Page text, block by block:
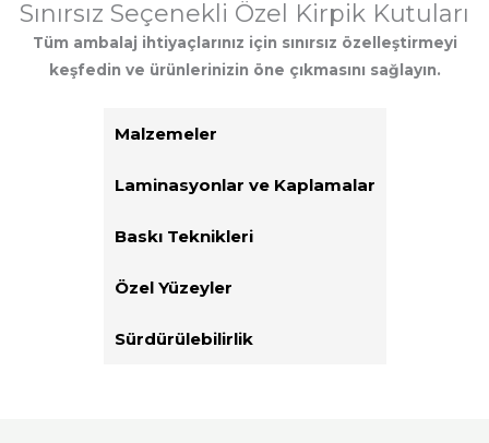
Sınırsız Seçenekli Özel Kirpik Kutuları
Tüm ambalaj ihtiyaçlarınız için sınırsız özelleştirmeyi
keşfedin ve ürünlerinizin öne çıkmasını sağlayın.
Malzemeler
Laminasyonlar ve Kaplamalar
Baskı Teknikleri
Özel Yüzeyler
Sürdürülebilirlik